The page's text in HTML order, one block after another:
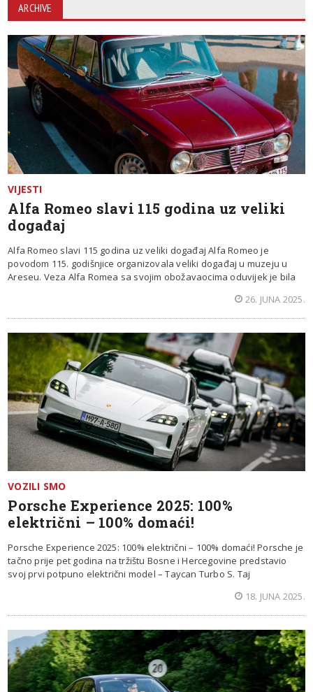
ARCHIVE
VIJESTI
Alfa Romeo slavi 115 godina uz veliki
događaj
Alfa Romeo slavi 115 godina uz veliki događaj Alfa Romeo je
povodom 115. godišnjice organizovala veliki događaj u muzeju u
Areseu. Veza Alfa Romea sa svojim obožavaocima oduvijek je bila
26. JUNA 2025.
VOZILI SMO
Porsche Experience 2025: 100%
električni – 100% domaći!
Porsche Experience 2025: 100% električni – 100% domaći! Porsche je
tačno prije pet godina na tržištu Bosne i Hercegovine predstavio
svoj prvi potpuno električni model – Taycan Turbo S. Taj
18. JUNA 2025.